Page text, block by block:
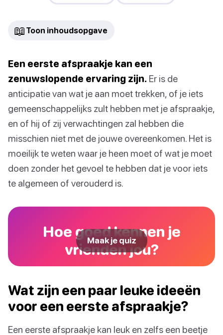
📖 Toon inhoudsopgave
Een eerste afspraakje kan een
zenuwslopende ervaring zijn. Er is de
anticipatie van wat je aan moet trekken, of je iets
gemeenschappelijks zult hebben met je afspraakje,
en of hij of zij verwachtingen zal hebben die
misschien niet met de jouwe overeenkomen. Het is
moeilijk te weten waar je heen moet of wat je moet
doen zonder het gevoel te hebben dat je voor iets
te algemeen of verouderd is.
Hoe goed kennen je
vrienden jou?
Maak je quiz
Wat zijn een paar leuke ideeën
voor een eerste afspraakje?
Een eerste afspraakje kan leuk en zelfs een beetje